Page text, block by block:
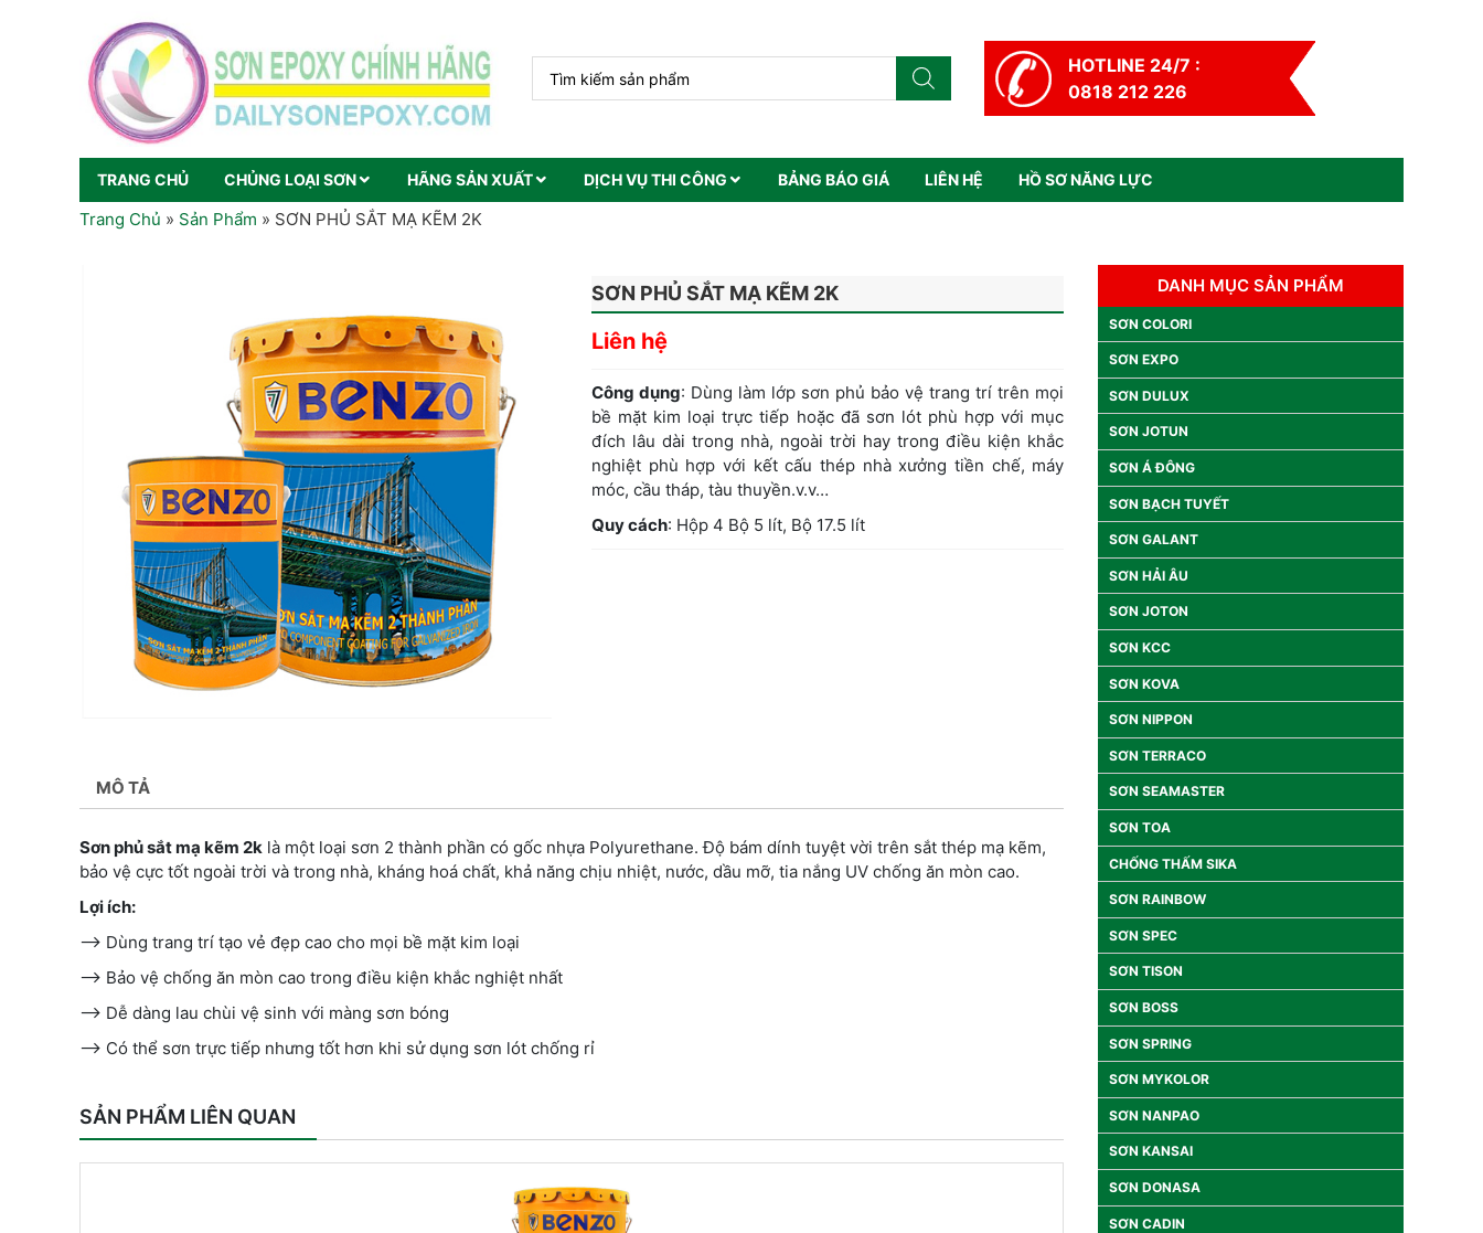
HOTLINE 24/7 :
0818 212 226
TRANG CHỦ CHỦNG LOẠI SƠN HÃNG SẢN XUẤT DỊCH VỤ THI CÔNG BẢNG BÁO GIÁ LIÊN HỆ HỒ SƠ NĂNG LỰC
Trang Chủ » Sản Phẩm » SƠN PHỦ SẮT MẠ KẼM 2K
SƠN PHỦ SẮT MẠ KẼM 2K
Liên hệ
Công dụng: Dùng làm lớp sơn phủ bảo vệ trang trí trên mọi
bề mặt kim loại trực tiếp hoặc đã sơn lót phù hợp với mục
đích lâu dài trong nhà, ngoài trời hay trong điều kiện khắc
nghiệt phù hợp với kết cấu thép nhà xưởng tiền chế, máy
móc, cầu tháp, tàu thuyền.v.v…
Quy cách: Hộp 4 Bộ 5 lít, Bộ 17.5 lít
MÔ TẢ
Sơn phủ sắt mạ kẽm 2k là một loại sơn 2 thành phần có gốc nhựa Polyurethane. Độ bám dính tuyệt vời trên sắt thép mạ kẽm,
bảo vệ cực tốt ngoài trời và trong nhà, kháng hoá chất, khả năng chịu nhiệt, nước, dầu mỡ, tia nắng UV chống ăn mòn cao.
Lợi ích:
—-> Dùng trang trí tạo vẻ đẹp cao cho mọi bề mặt kim loại
—-> Bảo vệ chống ăn mòn cao trong điều kiện khắc nghiệt nhất
—-> Dễ dàng lau chùi vệ sinh với màng sơn bóng
—–> Có thể sơn trực tiếp nhưng tốt hơn khi sử dụng sơn lót chống rỉ
SẢN PHẨM LIÊN QUAN
DANH MỤC SẢN PHẨM
SƠN COLORI
SƠN EXPO
SƠN DULUX
SƠN JOTUN
SƠN Á ĐÔNG
SƠN BẠCH TUYẾT
SƠN GALANT
SƠN HẢI ÂU
SƠN JOTON
SƠN KCC
SƠN KOVA
SƠN NIPPON
SƠN TERRACO
SƠN SEAMASTER
SƠN TOA
CHỐNG THẤM SIKA
SƠN RAINBOW
SƠN SPEC
SƠN TISON
SƠN BOSS
SƠN SPRING
SƠN MYKOLOR
SƠN NANPAO
SƠN KANSAI
SƠN DONASA
SƠN CADIN